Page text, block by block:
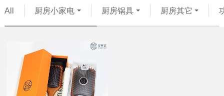
All 厨房小家电 厨房锅具 厨房其它